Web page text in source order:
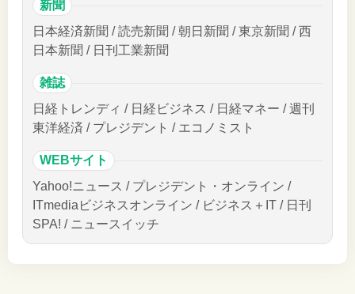
新聞
日本経済新聞 / 読売新聞 / 朝日新聞 / 東京新聞 / 西
日本新聞 / 日刊工業新聞
雑誌
日経トレンディ / 日経ビジネス / 日経マネー / 週刊
東洋経済 / プレジデント / エコノミスト
WEBサイト
Yahoo!ニュース / プレジデント・オンライン /
ITmediaビジネスオンライン / ビジネス＋IT / 日刊
SPA! / ニュースイッチ